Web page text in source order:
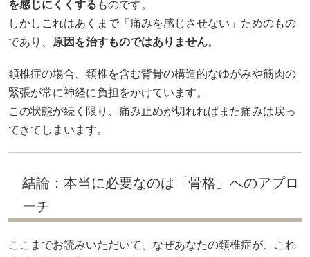
を感じにくくする ものです。
しかしこれはあくまで「痛みを感じさせない」ためのもの
であり、
原因を治すものではありません。
頚椎症の場合、頚椎を含む背骨の構造的なゆがみや筋肉の
緊張が常に神経に負担をかけています。
この状態が続く限り、痛み止めが切れればまた痛みは戻っ
てきてしまいます。
結論：本当に必要なのは「骨格」へのアプロ
ーチ
ここまでお読みいただいて、なぜあなたの頚椎症が、これ